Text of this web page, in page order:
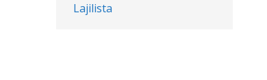
Lajilista